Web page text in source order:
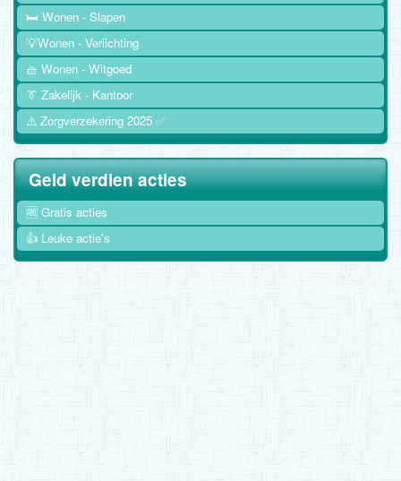
🛏️ Wonen - Slapen
💡Wonen - Verlichting
🧺 Wonen - Witgoed
👔 Zakelijk - Kantoor
⚠️ Zorgverzekering 2025 ✅
Geld verdien acties
🆓 Gratis acties
👍 Leuke actie's